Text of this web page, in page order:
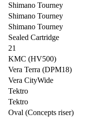
Shimano Tourney
Shimano Tourney
Shimano Tourney
Sealed Cartridge
21
KMC (HV500)
Vera Terra (DPM18)
Vera CityWide
Tektro
Tektro
Oval (Concepts riser)